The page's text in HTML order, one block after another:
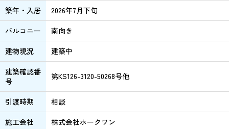
築年・入居
2026年7月下旬
バルコニー
南向き
建物現況
建築中
建築確認番
号
第KS126-3120-50268号他
引渡時期
相談
施工会社
株式会社ホークワン